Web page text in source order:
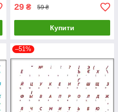
29 ₴ 59 ₴
Купити
–51%